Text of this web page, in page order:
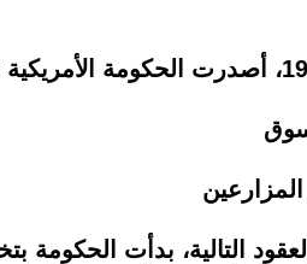
التالية، بدأت